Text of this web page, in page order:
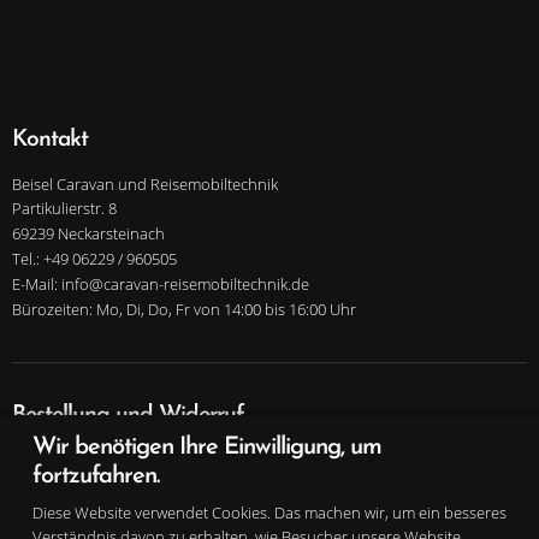
Kontakt
Beisel Caravan und Reisemobiltechnik
Partikulierstr. 8
69239 Neckarsteinach
Tel.: +49 06229 / 960505
E-Mail: info@caravan-reisemobiltechnik.de
Bürozeiten: Mo, Di, Do, Fr von 14:00 bis 16:00 Uhr
Bestellung und Widerruf
Infos zu Bezahlung und Versand
Widerrufsrecht und Widerrufsformular
Vertrag widerrufen
Wir benötigen Ihre Einwilligung, um
fortzufahren.
Diese Website verwendet Cookies. Das machen wir, um ein besseres